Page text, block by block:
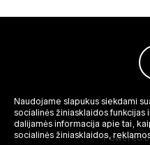
Powered
Naudojame slapukus siekdami
socialinės žiniasklaidos funkcijas
dalijamės informacija apie tai,
socialinės žiniasklaidos,